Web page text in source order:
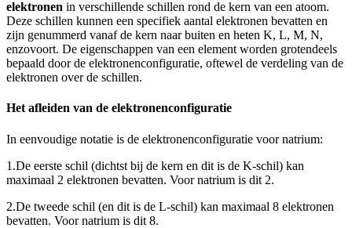
elektronen in verschillende schillen rond de kern van een atoom.
Deze schillen kunnen een specifiek aantal elektronen bevatten en
zijn genummerd vanaf de kern naar buiten en heten K, L, M, N,
enzovoort. De eigenschappen van een element worden grotendeels
bepaald door de elektronenconfiguratie, oftewel de verdeling van de
elektronen over de schillen.
Het afleiden van de elektronenconfiguratie
In eenvoudige notatie is de elektronenconfiguratie voor natrium:
1.De eerste schil (dichtst bij de kern en dit is de K-schil) kan
maximaal 2 elektronen bevatten. Voor natrium is dit 2.
2.De tweede schil (en dit is de L-schil) kan maximaal 8 elektronen
bevatten. Voor natrium is dit 8.